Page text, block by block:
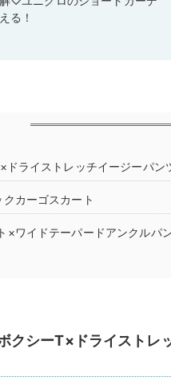
る！
ライストレッチイージーパン
カーゴスカート
×ワイドテーパードアンクルパ
クシーT×ドライストレ